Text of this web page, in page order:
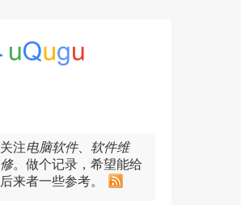
关注电脑软件、 软件维
修。做个记录，希望能给
后来者一些参考。